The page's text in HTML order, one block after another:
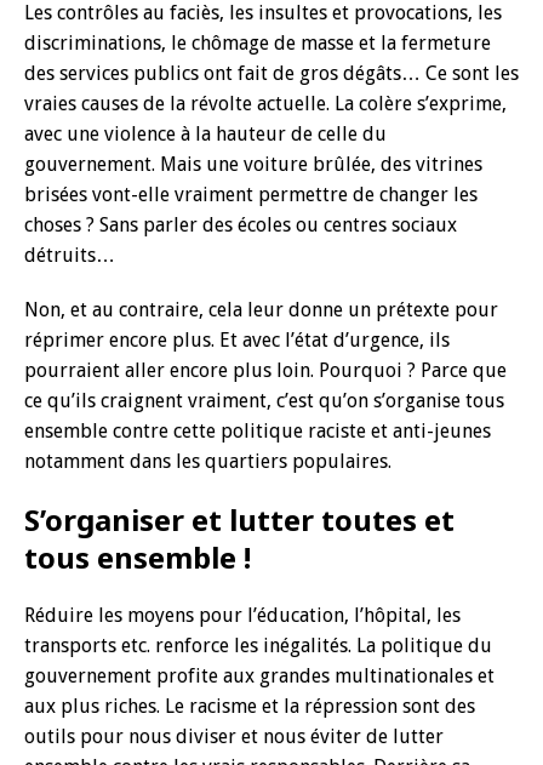
Les contrôles au faciès, les insultes et provocations, les
discriminations, le chômage de masse et la fermeture
des services publics ont fait de gros dégâts… Ce sont les
vraies causes de la révolte actuelle. La colère s’exprime,
avec une violence à la hauteur de celle du
gouvernement. Mais une voiture brûlée, des vitrines
brisées vont-elle vraiment permettre de changer les
choses ? Sans parler des écoles ou centres sociaux
détruits…
Non, et au contraire, cela leur donne un prétexte pour
réprimer encore plus. Et avec l’état d’urgence, ils
pourraient aller encore plus loin. Pourquoi ? Parce que
ce qu’ils craignent vraiment, c’est qu’on s’organise tous
ensemble contre cette politique raciste et anti-jeunes
notamment dans les quartiers populaires.
S’organiser et lutter toutes et
tous ensemble !
Réduire les moyens pour l’éducation, l’hôpital, les
transports etc. renforce les inégalités. La politique du
gouvernement profite aux grandes multinationales et
aux plus riches. Le racisme et la répression sont des
outils pour nous diviser et nous éviter de lutter